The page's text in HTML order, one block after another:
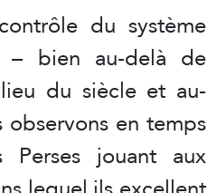
du système
– bien au-delà de
du siècle et au-
en temps
jouant aux